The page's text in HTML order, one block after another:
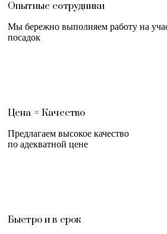
Опытные сотрудники
Мы бережно выполняем работу на
посадок
Цена = Качество
Предлагаем высокое качество
по адекватной цене
Быстро и в срок